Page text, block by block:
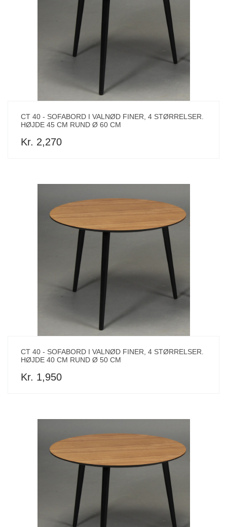
CT 40 - SOFABORD I VALNØD FINER, 4 STØRRELSER.
HØJDE 45 CM RUND Ø 60 CM
Kr. 2,270
CT 40 - SOFABORD I VALNØD FINER, 4 STØRRELSER.
HØJDE 40 CM RUND Ø 50 CM
Kr. 1,950